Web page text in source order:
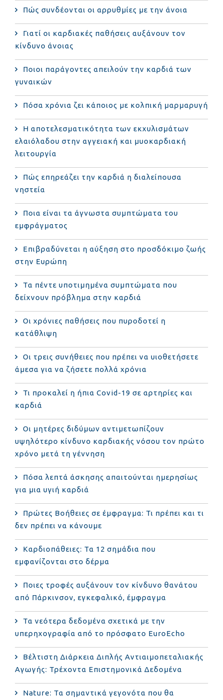
Πώς συνδέονται οι αρρυθμίες με την άνοια
Γιατί οι καρδιακές παθήσεις αυξάνουν τον
κίνδυνο άνοιας
Ποιοι παράγοντες απειλούν την καρδιά των
γυναικών
Πόσα χρόνια ζει κάποιος με κολπική μαρμαρυγή
Η αποτελεσματικότητα των εκχυλισμάτων
ελαιόλαδου στην αγγειακή και μυοκαρδιακή
λειτουργία
Πώς επηρεάζει την καρδιά η διαλείπουσα
νηστεία
Ποια είναι τα άγνωστα συμπτώματα του
εμφράγματος
Επιβραδύνεται η αύξηση στο προσδόκιμο ζωής
στην Ευρώπη
Τα πέντε υποτιμημένα συμπτώματα που
δείχνουν πρόβλημα στην καρδιά
Οι χρόνιες παθήσεις που πυροδοτεί η
κατάθλιψη
Οι τρεις συνήθειες που πρέπει να υιοθετήσετε
άμεσα για να ζήσετε πολλά χρόνια
Τι προκαλεί η ήπια Covid-19 σε αρτηρίες και
καρδιά
Οι μητέρες διδύμων αντιμετωπίζουν
υψηλότερο κίνδυνο καρδιακής νόσου τον πρώτο
χρόνο μετά τη γέννηση
Πόσα λεπτά άσκησης απαιτούνται ημερησίως
για μια υγιή καρδιά
Πρώτες Βοήθειες σε έμφραγμα: Τι πρέπει και τι
δεν πρέπει να κάνουμε
Καρδιοπάθειες: Τα 12 σημάδια που
εμφανίζονται στο δέρμα
Ποιες τροφές αυξάνουν τον κίνδυνο θανάτου
από Πάρκινσον, εγκεφαλικό, έμφραγμα
Τα νεότερα δεδομένα σχετικά με την
υπερηχογραφία από το πρόσφατο EuroEcho
Bέλτιστη Διάρκεια Διπλής Αντιαιμοπεταλιακής
Αγωγής: Τρέχοντα Επιστημονικά Δεδομένα
Nature: Τα σημαντικά γεγονότα που θα